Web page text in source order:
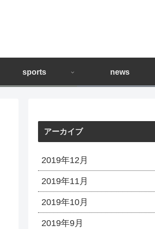
sports news
アーカイブ
2019年12月
2019年11月
2019年10月
2019年9月